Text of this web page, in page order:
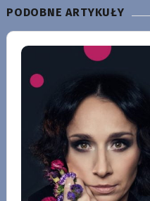
PODOBNE ARTYKUŁY